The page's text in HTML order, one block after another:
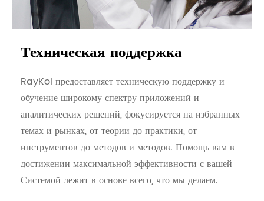
Техническая поддержка
RayKol предоставляет техническую поддержку и
обучение широкому спектру приложений и
аналитических решений, фокусируется на избранных
темах и рынках, от теории до практики, от
инструментов до методов и методов. Помощь вам в
достижении максимальной эффективности с вашей
Системой лежит в основе всего, что мы делаем.